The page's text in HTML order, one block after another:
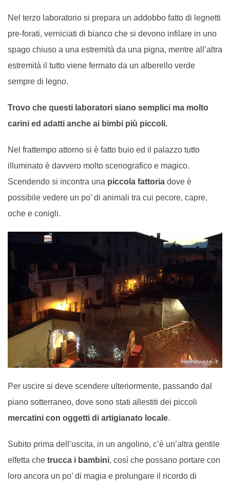
Nel terzo laboratorio si prepara un addobbo fatto di legnetti
pre-forati, verniciati di bianco che si devono infilare in uno
spago chiuso a una estremità da una pigna, mentre all’altra
estremità il tutto viene fermato da un alberello verde
sempre di legno.
Trovo che questi laboratori siano semplici ma molto
carini ed adatti anche ai bimbi più piccoli.
Nel frattempo attorno si è fatto buio ed il palazzo tutto
illuminato è davvero molto scenografico e magico.
Scendendo si incontra una piccola fattoria dove è
possibile vedere un po’ di animali tra cui pecore, capre,
oche e conigli.
Per uscire si deve scendere ulteriormente, passando dal
piano sotterraneo, dove sono stati allestiti dei piccoli
mercatini con oggetti di artigianato locale.
Subito prima dell’uscita, in un angolino, c’è un’altra gentile
elfetta che trucca i bambini, così che possano portare con
loro ancora un po’ di magia e prolungare il ricordo di